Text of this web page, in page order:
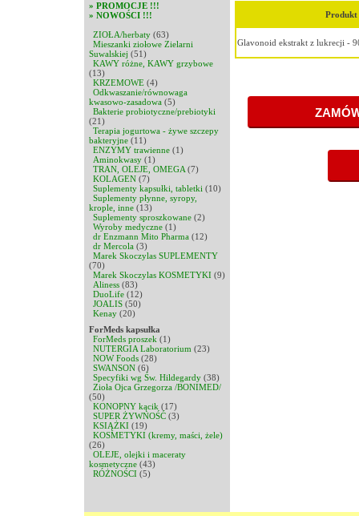
» PROMOCJE !!!
» NOWOŚCI !!!
ZIOŁA/herbaty (63)
Mieszanki ziołowe Zielarni
Suwalskiej (51)
KAWY różne, KAWY grzybowe
(13)
KRZEMOWE (4)
Odkwaszanie/równowaga
kwasowo-zasadowa (5)
Bakterie probiotyczne/prebiotyki
(21)
Terapia jogurtowa - żywe szczepy
bakteryjne (11)
ENZYMY trawienne (1)
Aminokwasy (1)
TRAN, OLEJE, OMEGA (7)
KOLAGEN (7)
Suplementy kapsułki, tabletki (10)
Suplementy płynne, syropy,
krople, inne (13)
Suplementy sproszkowane (2)
Wyroby medyczne (1)
dr Enzmann Mito Pharma (12)
dr Mercola (3)
Marek Skoczylas SUPLEMENTY
(70)
Marek Skoczylas KOSMETYKI (9)
Aliness (83)
DuoLife (12)
JOALIS (50)
Kenay (20)
ForMeds kapsułka
ForMeds proszek (1)
NUTERGIA Laboratorium (23)
NOW Foods (28)
SWANSON (6)
Specyfiki wg Św. Hildegardy (38)
Zioła Ojca Grzegorza /BONIMED/
(50)
KONOPNY kącik (17)
SUPER ŻYWNOŚĆ (3)
KSIĄŻKI (19)
KOSMETYKI (kremy, maści, żele)
(26)
OLEJE, olejki i maceraty
kosmetyczne (43)
RÓŻNOŚCI (5)
Produkt
Glavonoid ekstrakt z lukrecji -